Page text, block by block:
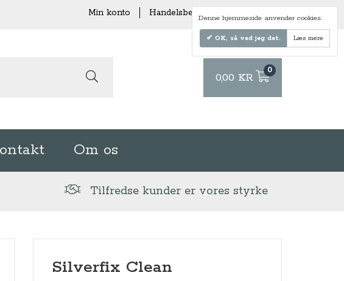
Min konto Handelsbetingelser
0,00 KR
0
Om os
Tilfredse kunder er vores styrke
Silverfix Clean
Denne hjemmeside anvender cookies.
OK, så ved jeg det. Læs mere